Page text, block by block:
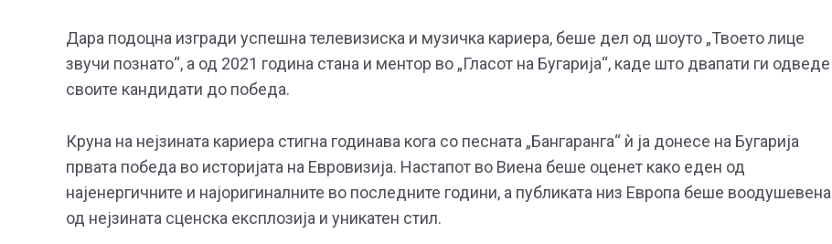
Дара подоцна изгради успешна телевизиска и музичка кариера, беше дел од шоуто „Твоето лице
звучи познато“, а од 2021 година стана и ментор во „Гласот на Бугарија“, каде што двапати ги одведе
своите кандидати до победа.
Круна на нејзината кариера стигна годинава кога со песната „Бангаранга“ ѝ ја донесе на Бугарија
првата победа во историјата на Евровизија. Настапот во Виена беше оценет како еден од
најенергичните и најоригиналните во последните години, а публиката низ Европа беше воодушевена
од нејзината сценска експлозија и уникатен стил.